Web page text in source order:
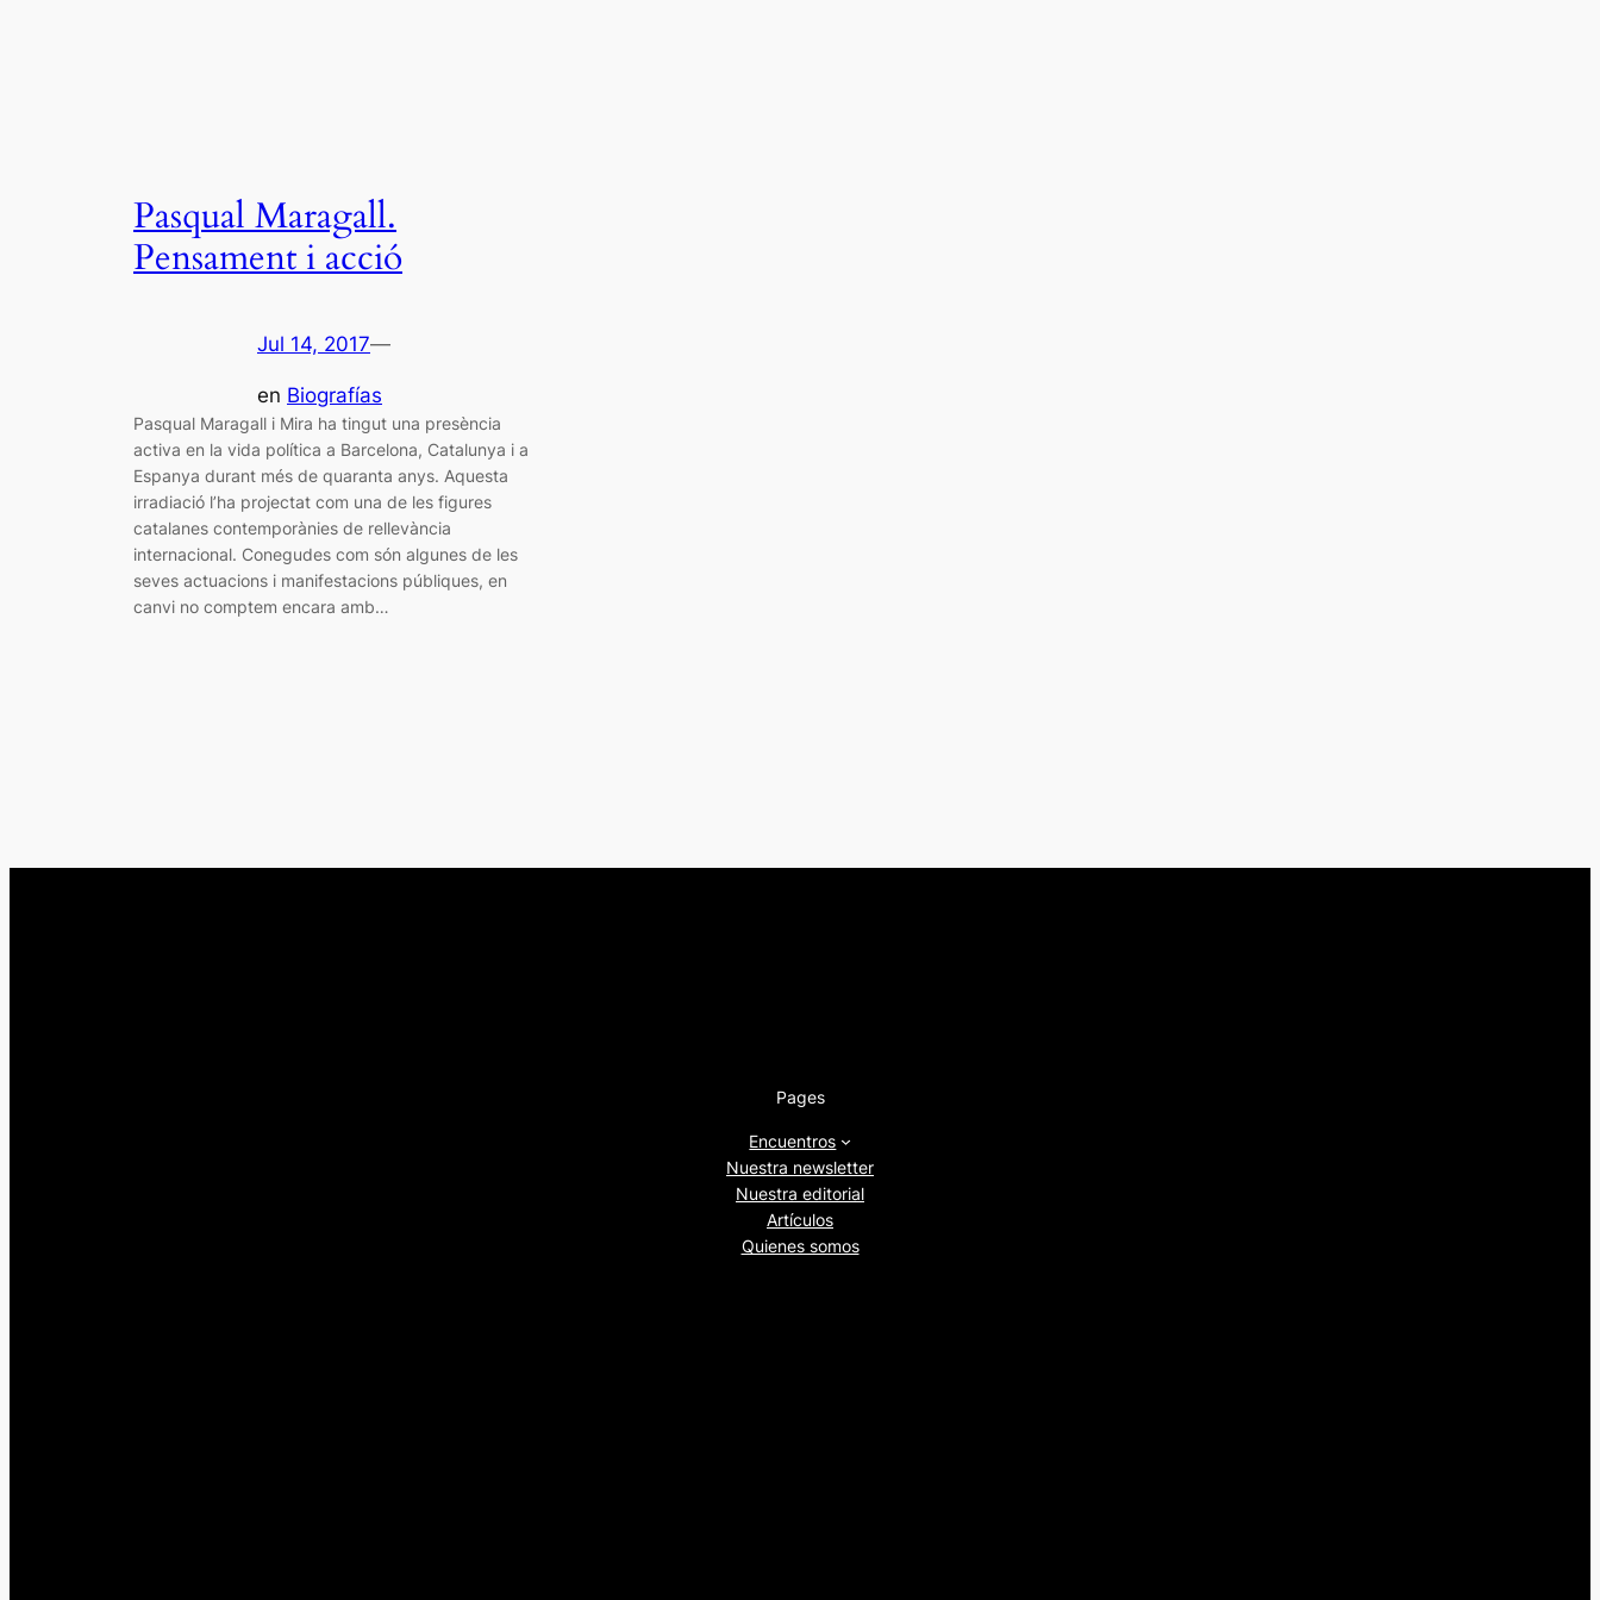
Pasqual Maragall.
Pensament i acció
Jul 14, 2017—
en Biografías
Pasqual Maragall i Mira ha tingut una presència
activa en la vida política a Barcelona, Catalunya i a
Espanya durant més de quaranta anys. Aquesta
irradiació l’ha projectat com una de les figures
catalanes contemporànies de rellevància
internacional. Conegudes com són algunes de les
seves actuacions i manifestacions públiques, en
canvi no comptem encara amb…
Pages
Encuentros
Nuestra newsletter
Nuestra editorial
Artículos
Quienes somos